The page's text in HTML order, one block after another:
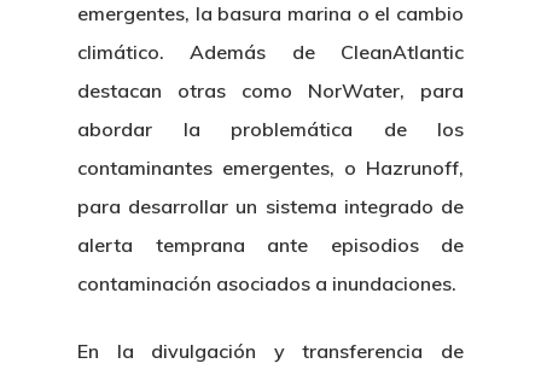
emergentes, la basura marina o el cambio
climático. Además de CleanAtlantic
destacan otras como NorWater, para
abordar la problemática de los
contaminantes emergentes, o Hazrunoff,
para desarrollar un sistema integrado de
alerta temprana ante episodios de
contaminación asociados a inundaciones.
En la divulgación y transferencia de
Nosotros
Organización
Novedades
Actualidad
Proyectos